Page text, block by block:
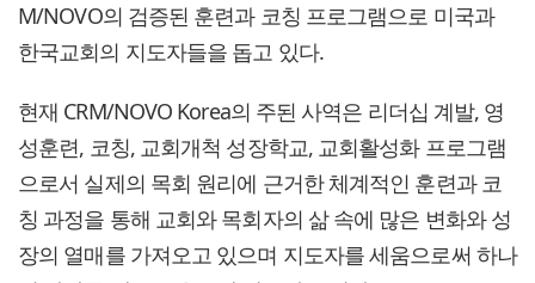
M/NOVO의 검증된 훈련과 코칭 프로그램으로 미국과
한국교회의 지도자들을 돕고 있다.
현재 CRM/NOVO Korea의 주된 사역은 리더십 계발, 영
성훈련, 코칭, 교회개척 성장학교, 교회활성화 프로그램
으로서 실제의 목회 원리에 근거한 체계적인 훈련과 코
칭 과정을 통해 교회와 목회자의 삶 속에 많은 변화와 성
장의 열매를 가져오고 있으며 지도자를 세움으로써 하나